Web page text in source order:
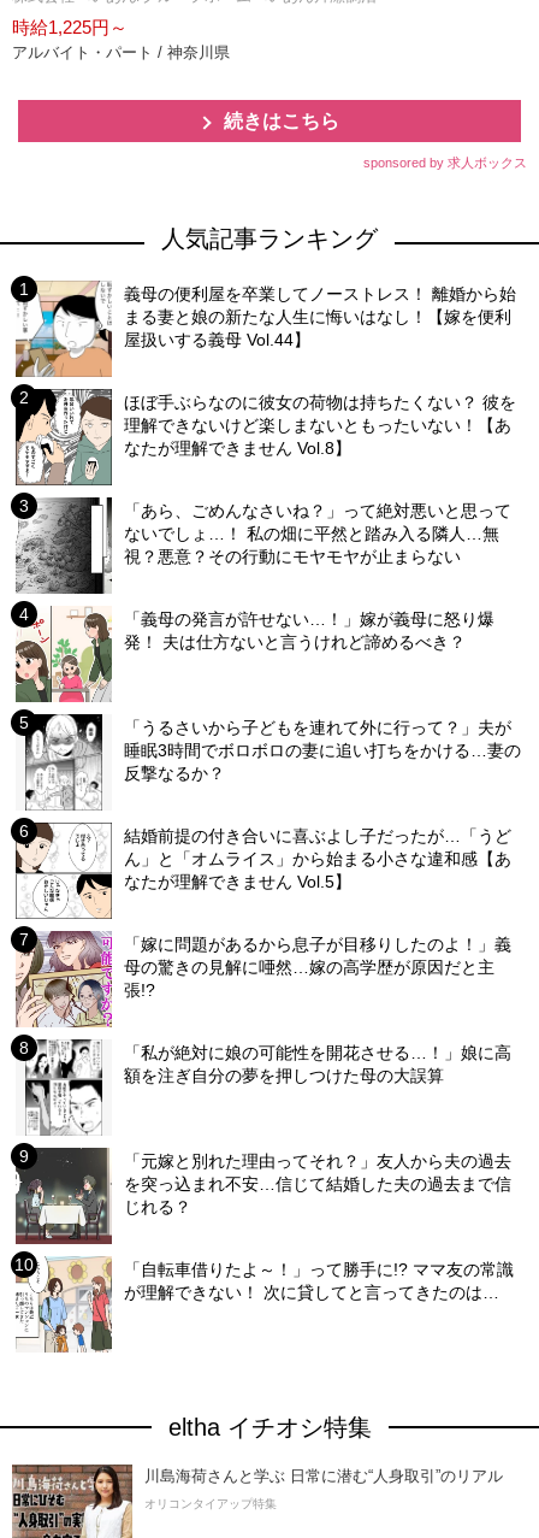
時給1,225円～
アルバイト・パート / 神奈川県
続きはこちら
sponsored by 求人ボックス
人気記事ランキング
義母の便利屋を卒業してノーストレス！ 離婚から始
まる妻と娘の新たな人生に悔いはなし！【嫁を便利
屋扱いする義母 Vol.44】
ほぼ手ぶらなのに彼女の荷物は持ちたくない？ 彼を
理解できないけど楽しまないともったいない！【あ
なたが理解できません Vol.8】
「あら、ごめんなさいね？」って絶対悪いと思って
ないでしょ…！ 私の畑に平然と踏み入る隣人…無
視？悪意？その行動にモヤモヤが止まらない
「義母の発言が許せない…！」嫁が義母に怒り爆
発！ 夫は仕方ないと言うけれど諦めるべき？
「うるさいから子どもを連れて外に行って？」夫が
睡眠3時間でボロボロの妻に追い打ちをかける…妻の
反撃なるか？
結婚前提の付き合いに喜ぶよし子だったが…「うど
ん」と「オムライス」から始まる小さな違和感【あ
なたが理解できません Vol.5】
「嫁に問題があるから息子が目移りしたのよ！」義
母の驚きの見解に唖然…嫁の高学歴が原因だと主
張!?
「私が絶対に娘の可能性を開花させる…！」娘に高
額を注ぎ自分の夢を押しつけた母の大誤算
「元嫁と別れた理由ってそれ？」友人から夫の過去
を突っ込まれ不安…信じて結婚した夫の過去まで信
じれる？
「自転車借りたよ～！」って勝手に!? ママ友の常識
が理解できない！ 次に貸してと言ってきたのは…
eltha イチオシ特集
川島海荷さんと学ぶ 日常に潜む“人身取引”のリアル
オリコンタイアップ特集